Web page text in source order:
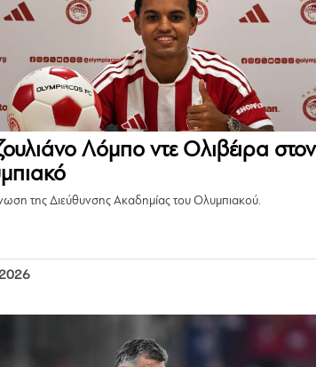
Λόμπο ντε Ολιβέιρα στον
της Διεύθυνσης Ακαδημίας του Ολυμπιακού.